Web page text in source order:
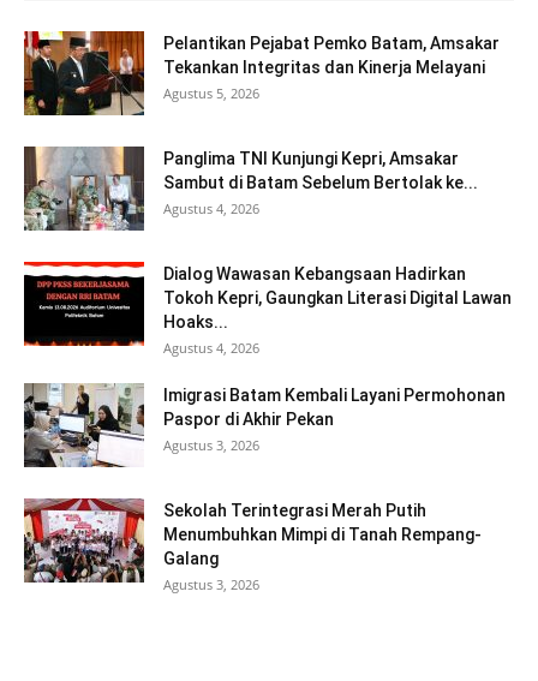
Pelantikan Pejabat Pemko Batam, Amsakar
Tekankan Integritas dan Kinerja Melayani
Agustus 5, 2026
Panglima TNI Kunjungi Kepri, Amsakar
Sambut di Batam Sebelum Bertolak ke...
Agustus 4, 2026
Dialog Wawasan Kebangsaan Hadirkan
Tokoh Kepri, Gaungkan Literasi Digital Lawan
Hoaks...
Agustus 4, 2026
Imigrasi Batam Kembali Layani Permohonan
Paspor di Akhir Pekan
Agustus 3, 2026
Sekolah Terintegrasi Merah Putih
Menumbuhkan Mimpi di Tanah Rempang-
Galang
Agustus 3, 2026